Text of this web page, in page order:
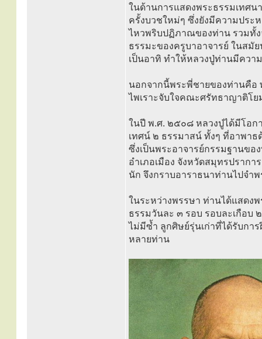
ในด้านการแสดงพระธรรมเทศ
ครั้งบวชใหม่ๆ ซึ่งยังมีความประ
ไหวพริบปฏิภาณของท่าน รวมทั้ง
ธรรมะของครูบาอาจารย์ ในสมั
เป็นอาทิ ทำให้หลวงปู่ท่านมีควา
นอกจากนี้พระพี่ชายของท่านคือ
ไพเราะจับใจคณะศรัทธาญาติโ
ในปี พ.ศ. ๒๕๐๘ หลวงปู่ได้มีโอก
เทศน์ ๒ ธรรมาสน์ ทั้งๆ ที่อาพา
ซึ่งเป็นพระอาจารย์กรรมฐานข
อำเภอเมือง จังหวัดสมุทรปราก
นัก จึงกราบอาราธนาท่านไปจำ
ในระหว่างพรรษา ท่านได้แสดง
ธรรมวันละ ๓ รอบ รอบละเกือบ
ไม่มีซ้ำ ลูกศิษย์รุ่นเก่าที่ได้รับกา
หลายท่าน